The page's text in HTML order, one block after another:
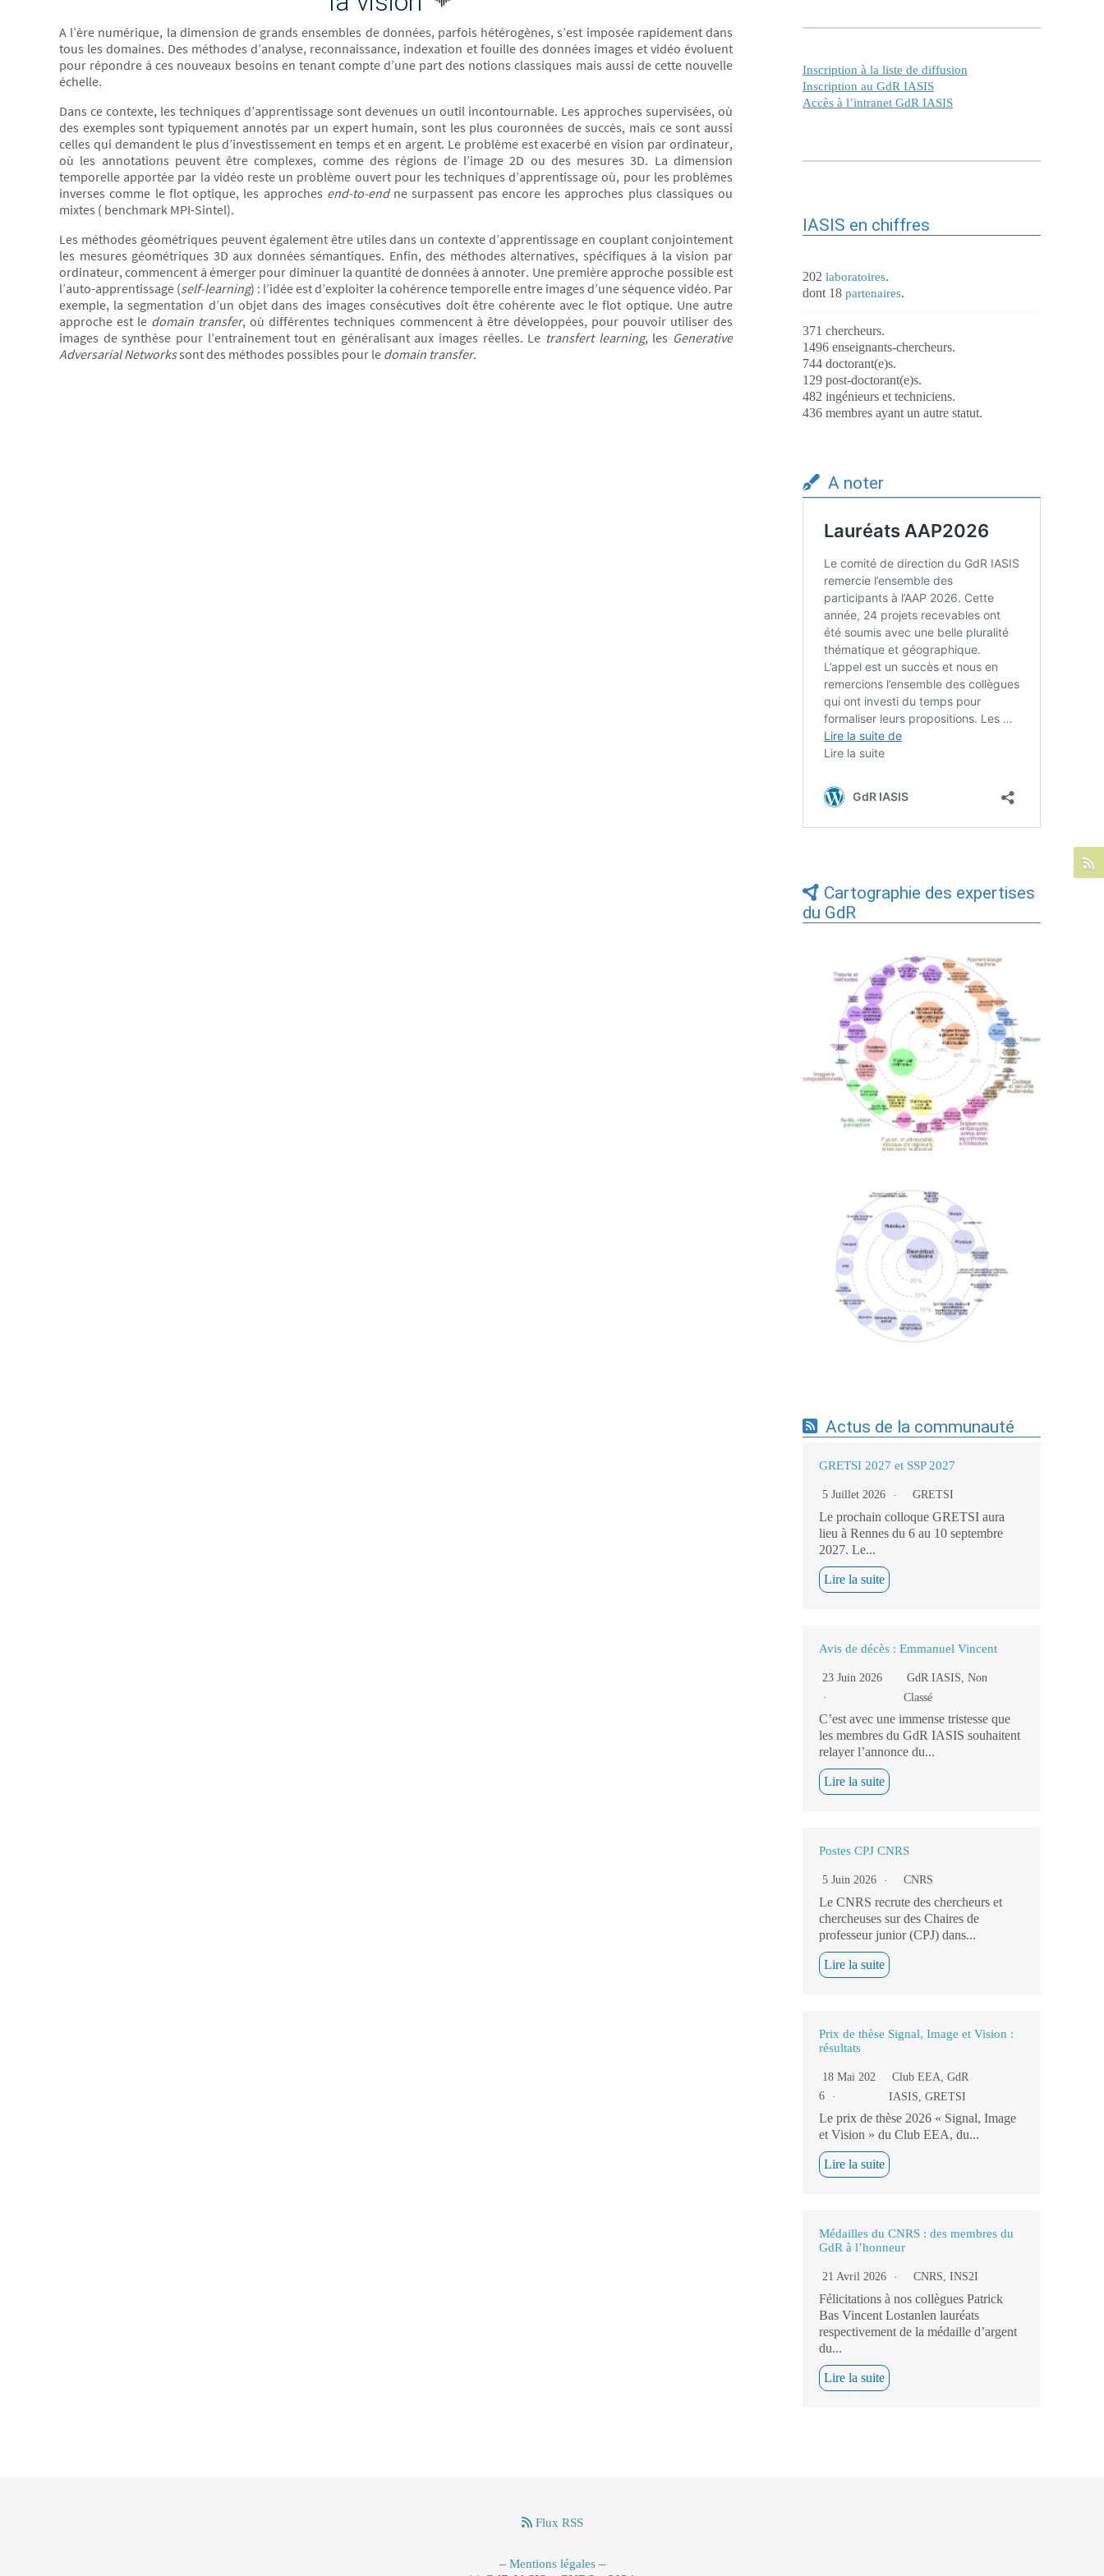
A l’ère numérique, la dimension de grands ensembles de données, parfois hétérogènes, s’est imposée rapidement dans
tous les domaines. Des méthodes d’analyse, reconnaissance, indexation et fouille des données images et vidéo évoluent
pour répondre à ces nouveaux besoins en tenant compte d’une part des notions classiques mais aussi de cette nouvelle
échelle.
Dans ce contexte, les techniques d’apprentissage sont devenues un outil incontournable. Les approches supervisées, où
des exemples sont typiquement annotés par un expert humain, sont les plus couronnées de succès, mais ce sont aussi
celles qui demandent le plus d’investissement en temps et en argent. Le problème est exacerbé en vision par ordinateur,
où les annotations peuvent être complexes, comme des régions de l’image 2D ou des mesures 3D. La dimension
temporelle apportée par la vidéo reste un problème ouvert pour les techniques d’apprentissage où, pour les problèmes
inverses comme le flot optique, les approches end-to-endne surpassent pas encore les approches plus classiques ou
mixtes ( benchmark MPI-Sintel).
Les méthodes géométriques peuvent également être utiles dans un contexte d’apprentissage en couplant conjointement
les mesures géométriques 3D aux données sémantiques. Enfin, des méthodes alternatives, spécifiques à la vision par
ordinateur, commencent à émerger pour diminuer la quantité de données à annoter. Une première approche possible est
l’auto-apprentissage (self-learning) : l’idée est d’exploiter la cohérence temporelle entre images d’une séquence vidéo. Par
exemple, la segmentation d’un objet dans des images consécutives doit être cohérente avec le flot optique. Une autre
approche est le domain transfer, où différentes techniques commencent à être développées, pour pouvoir utiliser des
images de synthèse pour l’entrainement tout en généralisant aux images réelles. Le transfert learning, les Generative
Adversarial Networkssont des méthodes possibles pour le domain transfer.
Inscription à la liste de diffusion
Inscription au GdR IASIS
Accès à l’intranet GdR IASIS
IASIS en chiffres
202 laboratoires.
dont 18 partenaires.
371 chercheurs.
1496 enseignants-chercheurs.
744 doctorant(e)s.
129 post-doctorant(e)s.
482 ingénieurs et techniciens.
436 membres ayant un autre statut.
A noter
Cartographie des expertises
du GdR
Expertises du GdR - cartographie par Axes
- 19/09/2025
Expertises du GdR - cartographie par mots-
clés applicatifs - 19/09/2025
Actus de la communauté
GRETSI 2027 et SSP 2027
5 Juillet 2026 GRETSI
Le prochain colloque GRETSI aura
lieu à Rennes du 6 au 10 septembre
2027. Le...
Lire la suite
Avis de décès : Emmanuel Vincent
23 Juin 2026 GdR IASIS,Non
Classé
C’est avec une immense tristesse que
les membres du GdR IASIS souhaitent
relayer l’annonce du...
Lire la suite
Postes CPJ CNRS
5 Juin 2026 CNRS
Le CNRS recrute des chercheurs et
chercheuses sur des Chaires de
professeur junior (CPJ) dans...
Lire la suite
Prix de thèse Signal, Image et Vision :
résultats
18 Mai 202
6
Club EEA,GdR
IASIS,GRETSI
Le prix de thèse 2026 « Signal, Image
et Vision » du Club EEA, du...
Lire la suite
Médailles du CNRS : des membres du
GdR à l’honneur
21 Avril 2026 CNRS, INS2I
Félicitations à nos collègues Patrick
Bas Vincent Lostanlen lauréats
respectivement de la médaille d’argent
du...
Lire la suite
Flux RSS
– Mentions légales–